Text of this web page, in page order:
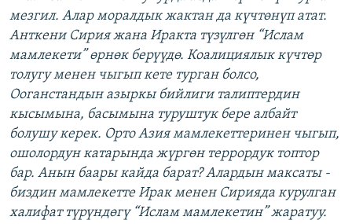
мезгил. Алар моралдык жактан да күчтөнүп атат.
Анткени Сирия жана Иракта түзүлгөн “Ислам
мамлекети” өрнөк берүүдө. Коалициялык күчтөр
толугу менен чыгып кете турган болсо,
Ооганстандын азыркы бийлиги талиптердин
кысымына, басымына туруштук бере албайт
болушу керек. Орто Азия мамлекеттеринен чыгып,
ошолордун катарында жүргөн террордук топтор
бар. Анын баары кайда барат? Алардын максаты -
биздин мамлекетте Ирак менен Сирияда курулган
халифат түрүндөгү “Ислам мамлекетин” жаратуу.